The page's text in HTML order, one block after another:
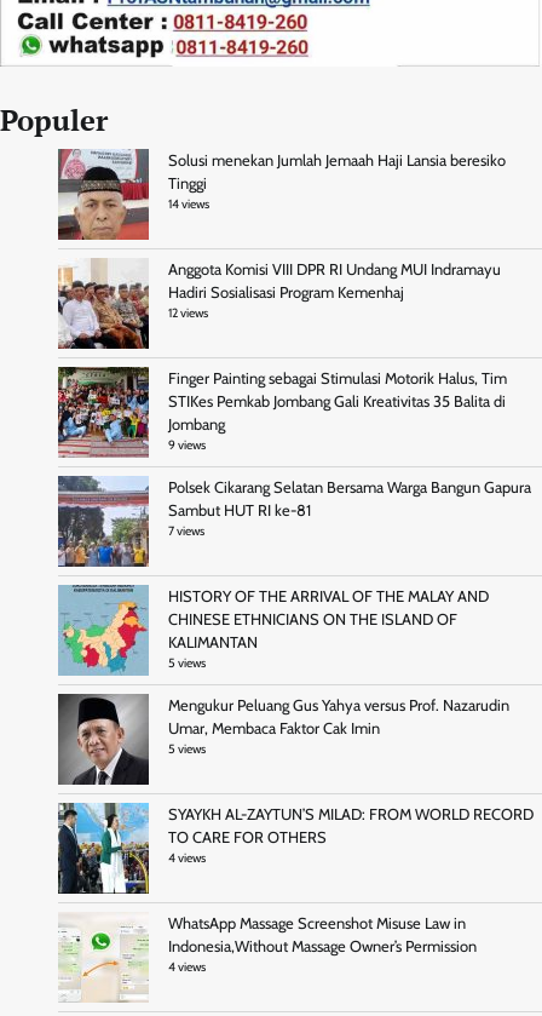
Populer
Solusi menekan Jumlah Jemaah Haji Lansia beresiko
Tinggi
14 views
Anggota Komisi VIII DPR RI Undang MUI Indramayu
Hadiri Sosialisasi Program Kemenhaj
12 views
Finger Painting sebagai Stimulasi Motorik Halus, Tim
STIKes Pemkab Jombang Gali Kreativitas 35 Balita di
Jombang
9 views
Polsek Cikarang Selatan Bersama Warga Bangun Gapura
Sambut HUT RI ke-81
7 views
HISTORY OF THE ARRIVAL OF THE MALAY AND
CHINESE ETHNICIANS ON THE ISLAND OF
KALIMANTAN
5 views
Mengukur Peluang Gus Yahya versus Prof. Nazarudin
Umar, Membaca Faktor Cak Imin
5 views
SYAYKH AL-ZAYTUN’S MILAD: FROM WORLD RECORD
TO CARE FOR OTHERS
4 views
WhatsApp Massage Screenshot Misuse Law in
Indonesia,Without Massage Owner’s Permission
4 views